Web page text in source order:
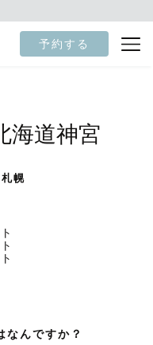
予約する
海道神宮
幌
なんですか？